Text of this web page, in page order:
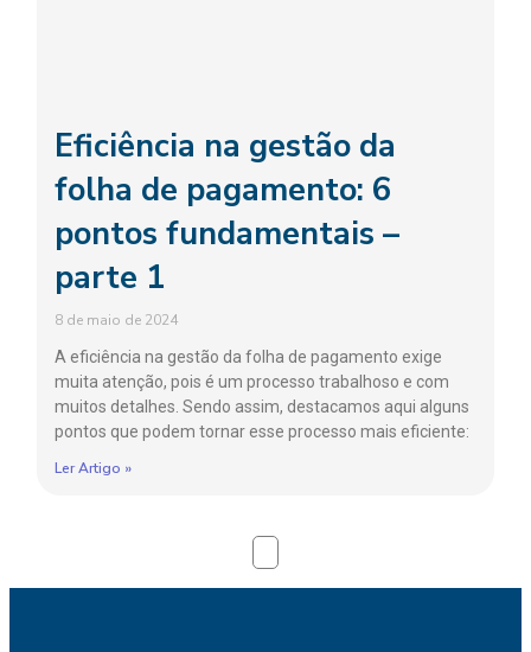
Eficiência na gestão da
folha de pagamento: 6
pontos fundamentais –
parte 1
8 de maio de 2024
A eficiência na gestão da folha de pagamento exige
muita atenção, pois é um processo trabalhoso e com
muitos detalhes. Sendo assim, destacamos aqui alguns
pontos que podem tornar esse processo mais eficiente:
Ler Artigo »